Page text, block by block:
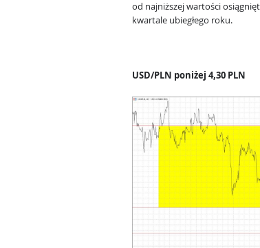
od najniższej wartości
kwartale ubiegłego roku.
USD/PLN poniżej 4,30 PLN